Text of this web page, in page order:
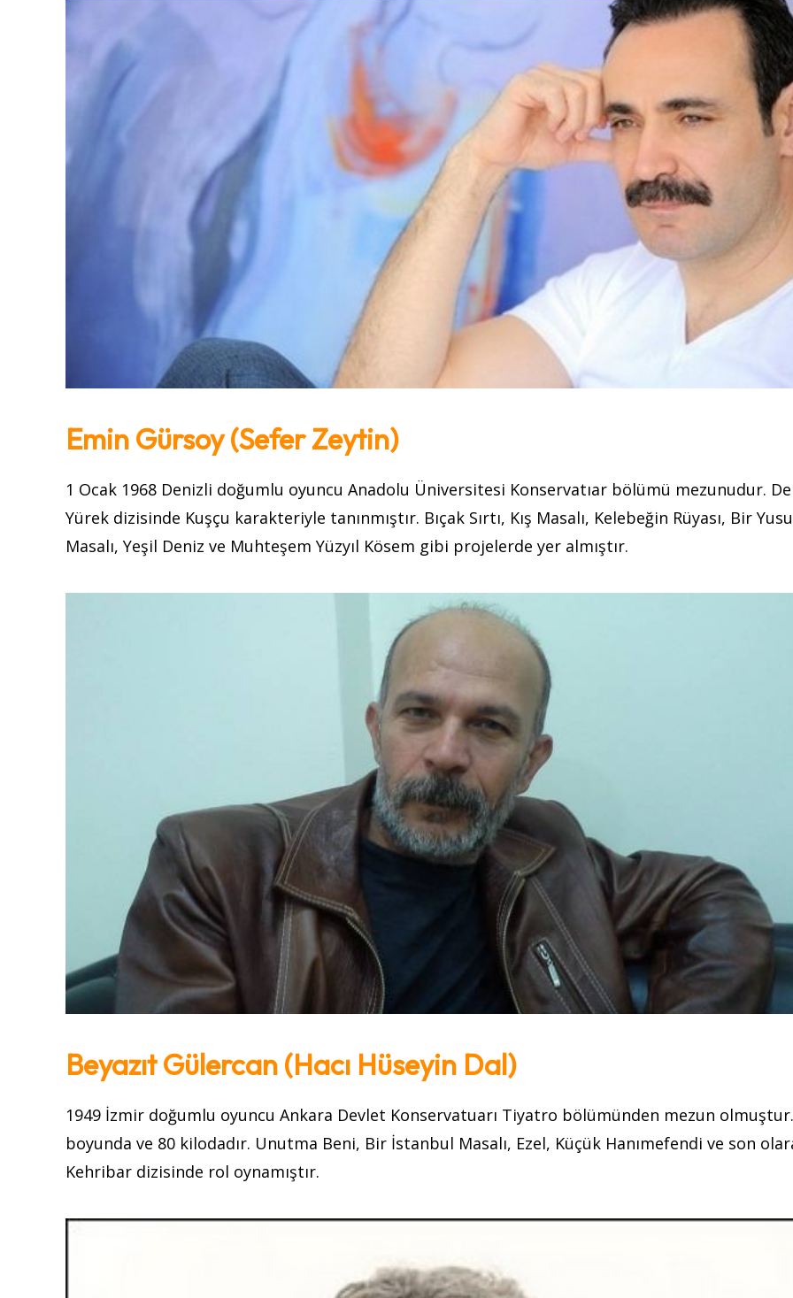
Emin Gürsoy (Sefer Zeytin)
1 Ocak 1968 Denizli doğumlu oyuncu Anadolu Üniversitesi Konservatıar bölümü mezunudur.
Yürek dizisinde Kuşçu karakteriyle tanınmıştır. Bıçak Sırtı, Kış Masalı, Kelebeğin Rüyası, Bir
Masalı, Yeşil Deniz ve Muhteşem Yüzyıl Kösem gibi projelerde yer almıştır.
Beyazıt Gülercan (Hacı Hüseyin Dal)
1949 İzmir doğumlu oyuncu Ankara Devlet Konservatuarı Tiyatro bölümünden mezun
boyunda ve 80 kilodadır. Unutma Beni, Bir İstanbul Masalı, Ezel, Küçük Hanımefendi ve son
Kehribar dizisinde rol oynamıştır.